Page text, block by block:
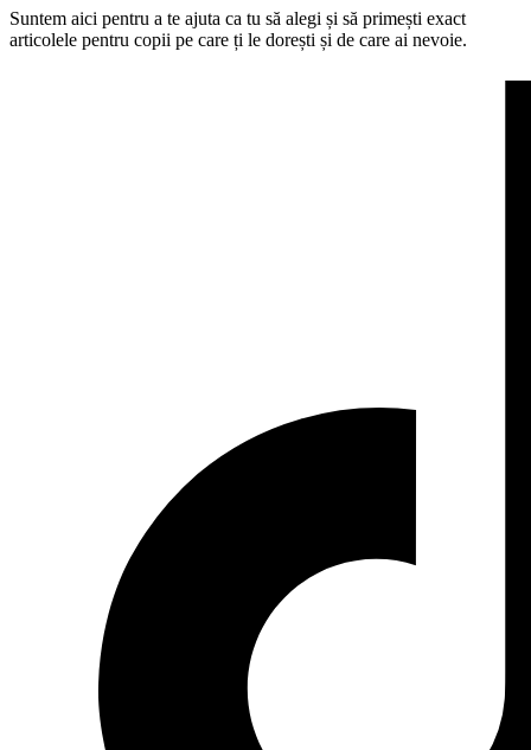
Suntem aici pentru a te ajuta ca tu să alegi și să primești exact
articolele pentru copii pe care ți le dorești și de care ai nevoie.